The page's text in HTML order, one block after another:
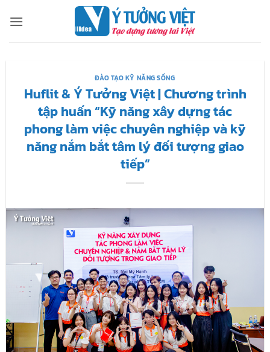
qua
ĐÀO TẠO KỸ NĂNG SỐNG
Huflit & Ý Tưởng Việt | Chương trình
tập huấn “Kỹ năng xây dựng tác
phong làm việc chuyên nghiệp và kỹ
năng nắm bắt tâm lý đối tượng giao
tiếp”